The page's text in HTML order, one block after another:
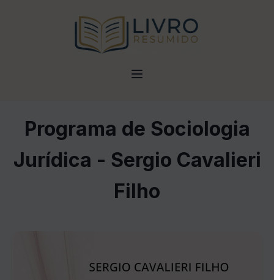
Programa de Sociologia
Jurídica - Sergio Cavalieri
Filho